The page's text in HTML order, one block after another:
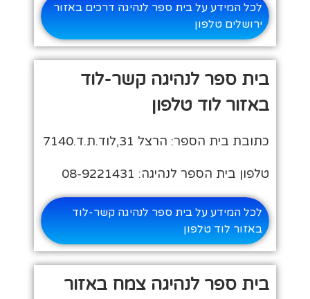
לכל המידע על בית ספר לנהיגה דרכים באזור
ירושלים טלפון
בית ספר לנהיגה קשר-לוד
באזור לוד טלפון
כתובת בית הספר: הרצל 31,לוד.ת.ד.7140
טלפון בית הספר לנהיגה: 08-9221431
לכל המידע על בית ספר לנהיגה קשר-לוד
באזור לוד טלפון
בית ספר לנהיגה צמח באזור